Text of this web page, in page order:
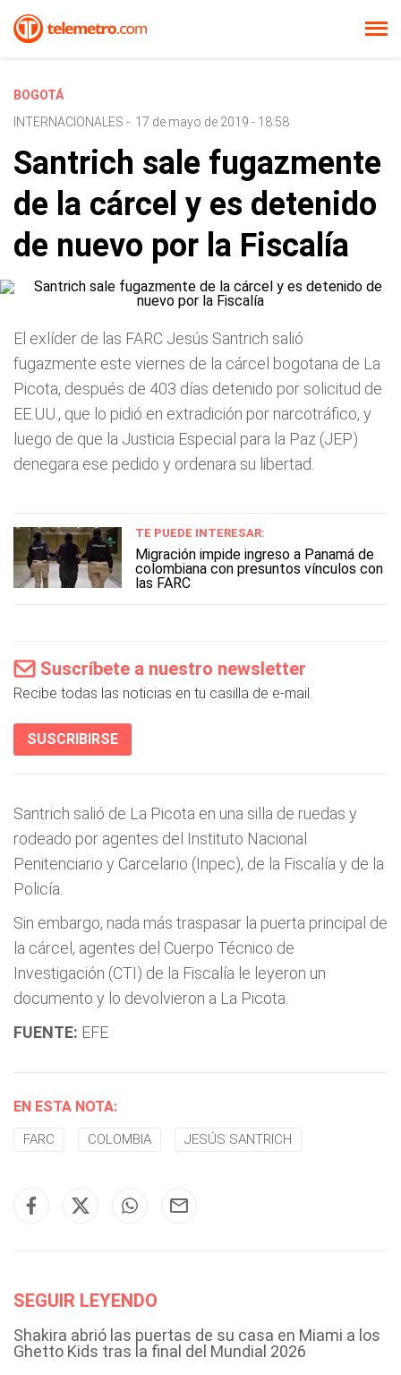
BOGOTÁ
INTERNACIONALES - 17 de mayo de 2019 - 18:58
Santrich sale fugazmente
de la cárcel y es detenido
de nuevo por la Fiscalía
El exlíder de las FARC Jesús Santrich salió
fugazmente este viernes de la cárcel bogotana de La
Picota, después de 403 días detenido por solicitud de
EE.UU., que lo pidió en extradición por narcotráfico, y
luego de que la Justicia Especial para la Paz (JEP)
denegara ese pedido y ordenara su libertad.
TE PUEDE INTERESAR:
Migración impide ingreso a Panamá de
colombiana con presuntos vínculos con
las FARC
Suscríbete a nuestro newsletter
Recibe todas las noticias en tu casilla de e-mail.
SUSCRIBIRSE
Santrich salió de La Picota en una silla de ruedas y
rodeado por agentes del Instituto Nacional
Penitenciario y Carcelario (Inpec), de la Fiscalía y de la
Policía.
Sin embargo, nada más traspasar la puerta principal de
la cárcel, agentes del Cuerpo Técnico de
Investigación (CTI) de la Fiscalía le leyeron un
documento y lo devolvieron a La Picota.
FUENTE: EFE
EN ESTA NOTA:
FARC COLOMBIA JESÚS SANTRICH
SEGUIR LEYENDO
Shakira abrió las puertas de su casa en Miami a los
Ghetto Kids tras la final del Mundial 2026